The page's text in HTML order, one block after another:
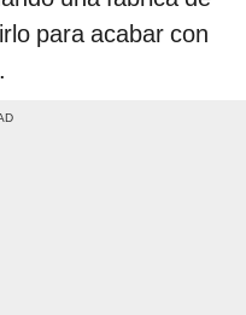
para acabar con